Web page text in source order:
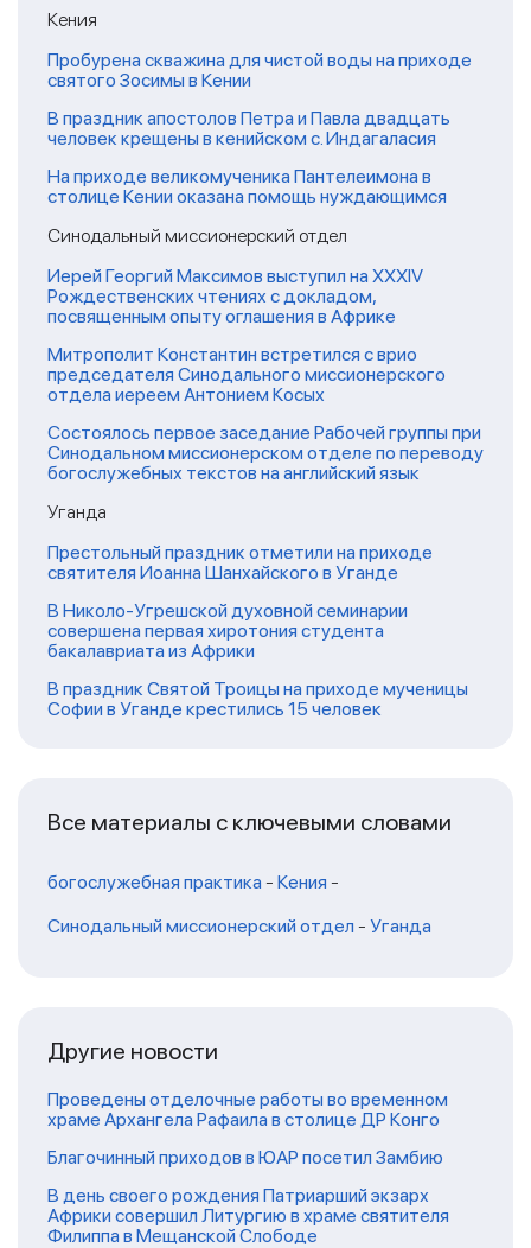
Кения
Пробурена скважина для чистой воды на приходе
святого Зосимы в Кении
В праздник апостолов Петра и Павла двадцать
человек крещены в кенийском с. Индагаласия
На приходе великомученика Пантелеимона в
столице Кении оказана помощь нуждающимся
Синодальный миссионерский отдел
Иерей Георгий Максимов выступил на XXXIV
Рождественских чтениях с докладом,
посвященным опыту оглашения в Африке
Митрополит Константин встретился с врио
председателя Синодального миссионерского
отдела иереем Антонием Косых
Состоялось первое заседание Рабочей группы при
Синодальном миссионерском отделе по переводу
богослужебных текстов на английский язык
Уганда
Престольный праздник отметили на приходе
святителя Иоанна Шанхайского в Уганде
В Николо-Угрешской духовной семинарии
совершена первая хиротония студента
бакалавриата из Африки
В праздник Святой Троицы на приходе мученицы
Софии в Уганде крестились 15 человек
Все материалы с ключевыми словами
богослужебная практика - Кения -
Синодальный миссионерский отдел - Уганда
Другие новости
Проведены отделочные работы во временном
храме Архангела Рафаила в столице ДР Конго
Благочинный приходов в ЮАР посетил Замбию
В день своего рождения Патриарший экзарх
Африки совершил Литургию в храме святителя
Филиппа в Мещанской Слободе